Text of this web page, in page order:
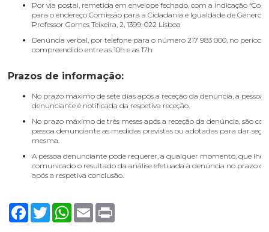
Por via postal, remetida em envelope fechado, com a indicação
para o endereço Comissão para a Cidadania e Igualdade de Género,
Professor Gomes Teixeira, 2, 1399-022 Lisboa
Denúncia verbal, por telefone para o número 217 983 000, no período
compreendido entre as 10h e as 17h
Prazos de informação:
No prazo máximo de sete dias após a receção da denúncia, a pessoa
denunciante é notificada da respetiva receção.
No prazo máximo de três meses após a receção da denúncia, são
pessoa denunciante as medidas previstas ou adotadas para dar
mesma.
A pessoa denunciante pode requerer, a qualquer momento, que lhe
comunicado o resultado da análise efetuada à denúncia no prazo de
após a respetiva conclusão.
FacebookTwitterWhatsApp
Email